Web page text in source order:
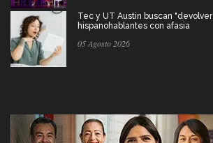
Tec y UT Austin buscan
hispanohablantes con afasia
05 Agosto 2026